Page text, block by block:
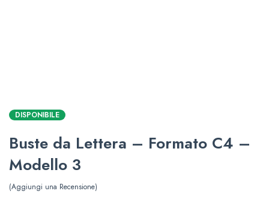
DISPONIBILE
Buste da Lettera – Formato C4 –
Modello 3
Aggiungi una Recensione